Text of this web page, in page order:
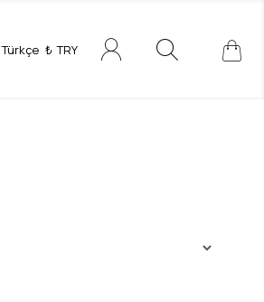
Türkçe ₺ TRY